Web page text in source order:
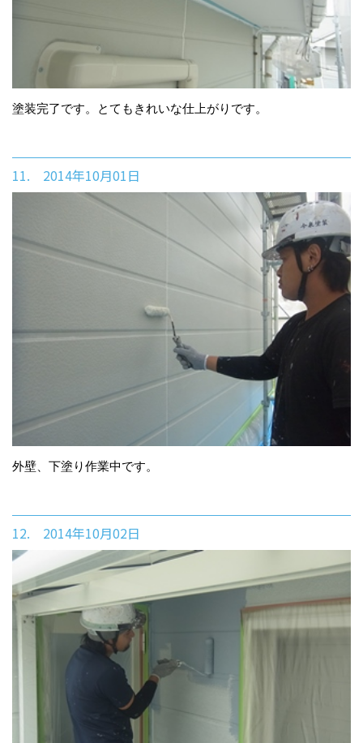
塗装完了です。とてもきれいな仕上がりです。
11. 2014年10月01日
外壁、下塗り作業中です。
12. 2014年10月02日